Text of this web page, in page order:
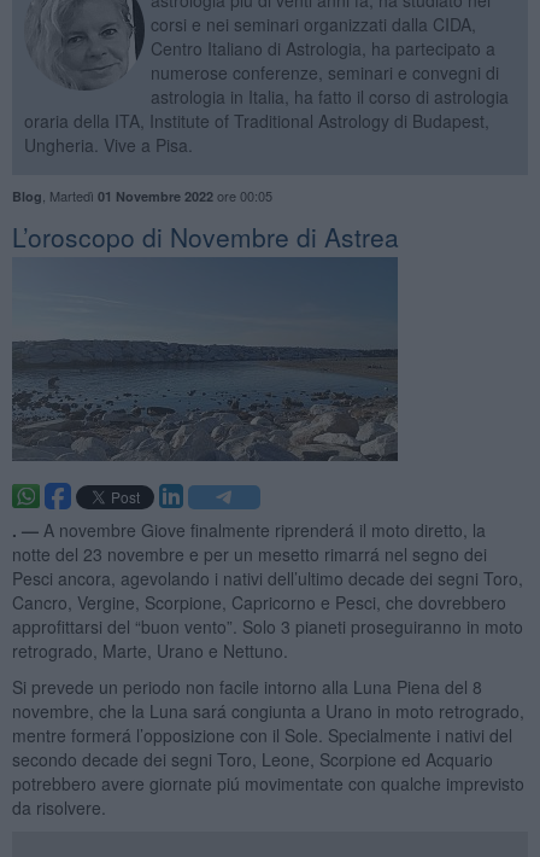
corsi e nei seminari organizzati dalla CIDA,
Centro Italiano di Astrologia, ha partecipato a
numerose conferenze, seminari e convegni di
astrologia in Italia, ha fatto il corso di astrologia
oraria della ITA, Institute of Traditional Astrology di Budapest,
Ungheria. Vive a Pisa.
Blog Martedì 01 Novembre 2022ore 00:05
L’oroscopo di Novembre di Astrea
. — A novembre Giove finalmente riprenderá il moto diretto, la
notte del 23 novembre e per un mesetto rimarrá nel segno dei
Pesci ancora, agevolando i nativi dell’ultimo decade dei segni Toro,
Cancro, Vergine, Scorpione, Capricorno e Pesci, che dovrebbero
approfittarsi del “buon vento”. Solo 3 pianeti proseguiranno in moto
retrogrado, Marte, Urano e Nettuno.
Si prevede un periodo non facile intorno alla Luna Piena del 8
novembre, che la Luna sará congiunta a Urano in moto retrogrado,
mentre formerá l’opposizione con il Sole. Specialmente i nativi del
secondo decade dei segni Toro, Leone, Scorpione ed Acquario
potrebbero avere giornate piú movimentate con qualche imprevisto
da risolvere.